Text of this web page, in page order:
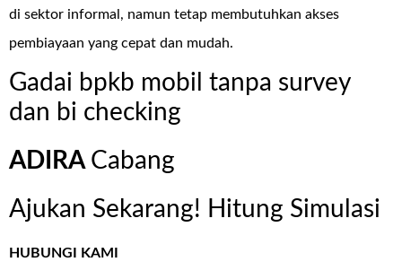
di sektor informal, namun tetap membutuhkan akses
pembiayaan yang cepat dan mudah.
Gadai bpkb mobil tanpa survey
dan bi checking
ADIRA Cabang
Ajukan Sekarang! Hitung Simulasi
HUBUNGI KAMI